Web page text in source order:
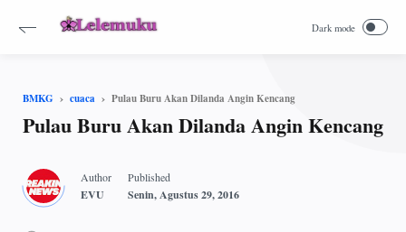
BMKG cuaca Pulau Buru Akan Dilanda Angin Kencang
Pulau Buru Akan Dilanda Angin Kencang